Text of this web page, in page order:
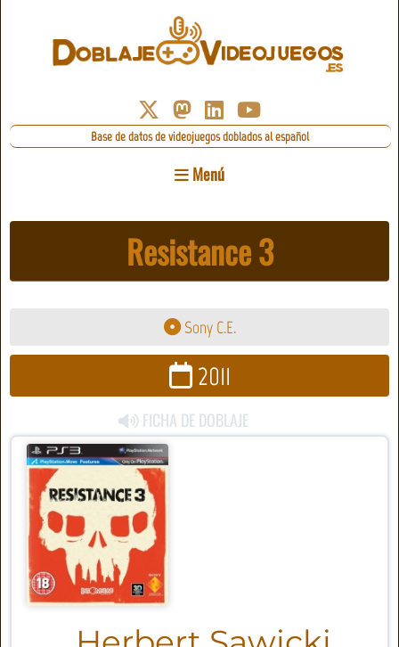
Base de datos de videojuegos doblados al español
Menú
Resistance 3
Sony C.E.
2011
FICHA DE DOBLAJE